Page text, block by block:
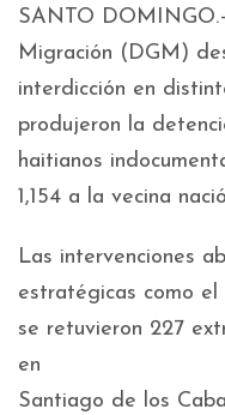
SANTO
Migración (DGM)
interdicción en
produjeron la
haitianos
1,154 a la vecina
Las intervenciones
estratégicas como
se retuvieron 227
en
Santiago de los